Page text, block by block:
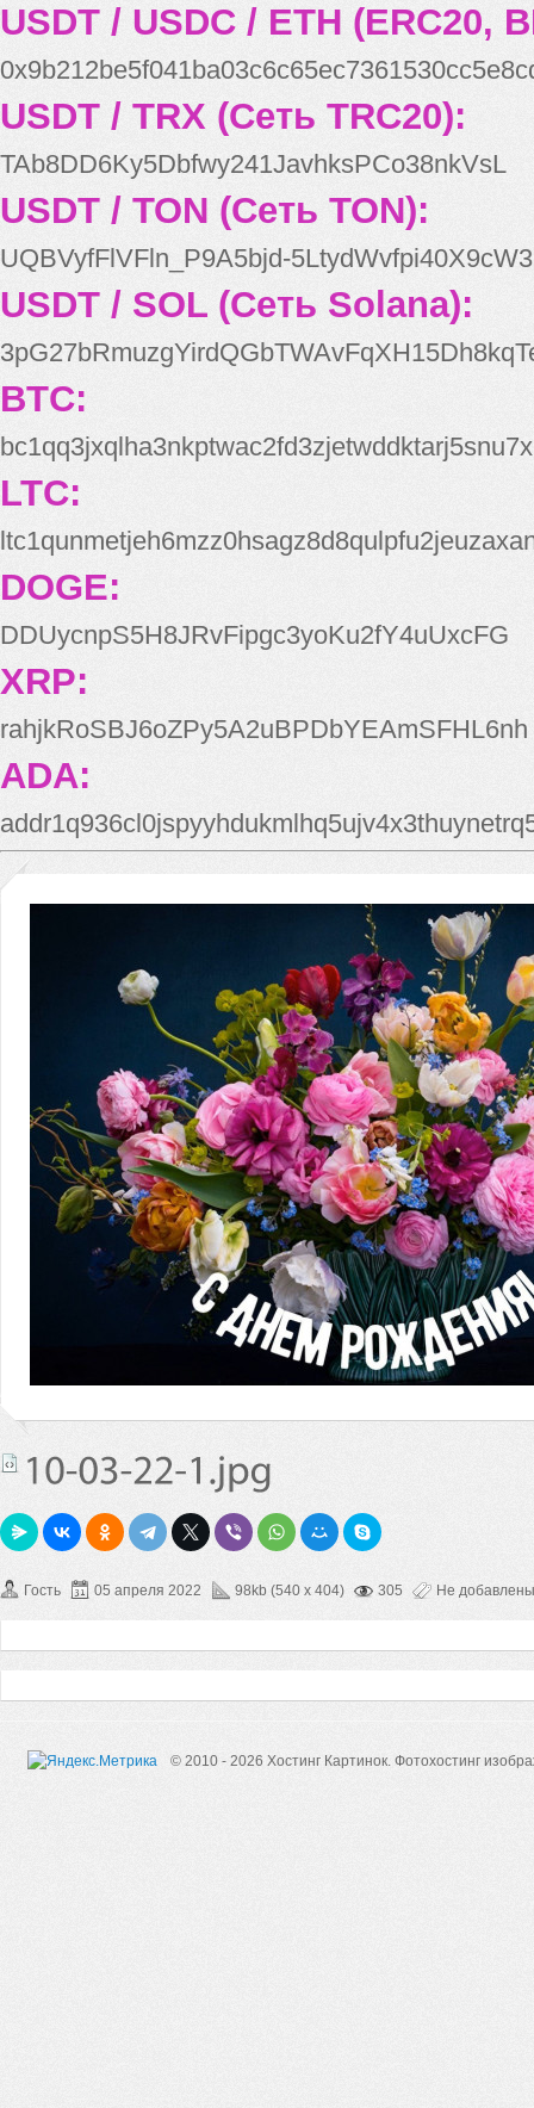
USDT / USDC / ETH (ERC20,
USDT / TRX (Сеть TRC20):
TAb8DD6Ky5Dbfwy241JavhksPCo38nkVsL
USDT / TON (Сеть TON):
UQBVyfFlVFln_P9A5bjd-
USDT / SOL (Сеть Solana):
BTC:
bc1qq3jxqlha3nkptwac2fd3zjetwddktarj5snu7x
LTC:
DOGE:
DDUycnpS5H8JRvFipgc3yoKu2fY4uUxcFG
XRP:
rahjkRoSBJ6oZPy5A2uBPDbYEAmSFHL6nh
ADA:
Гость 05 апреля 2022 98kb (540 x 404) 305 Не добавлены
© 2010 - 2026 Хостинг Картинок. Фотохостинг